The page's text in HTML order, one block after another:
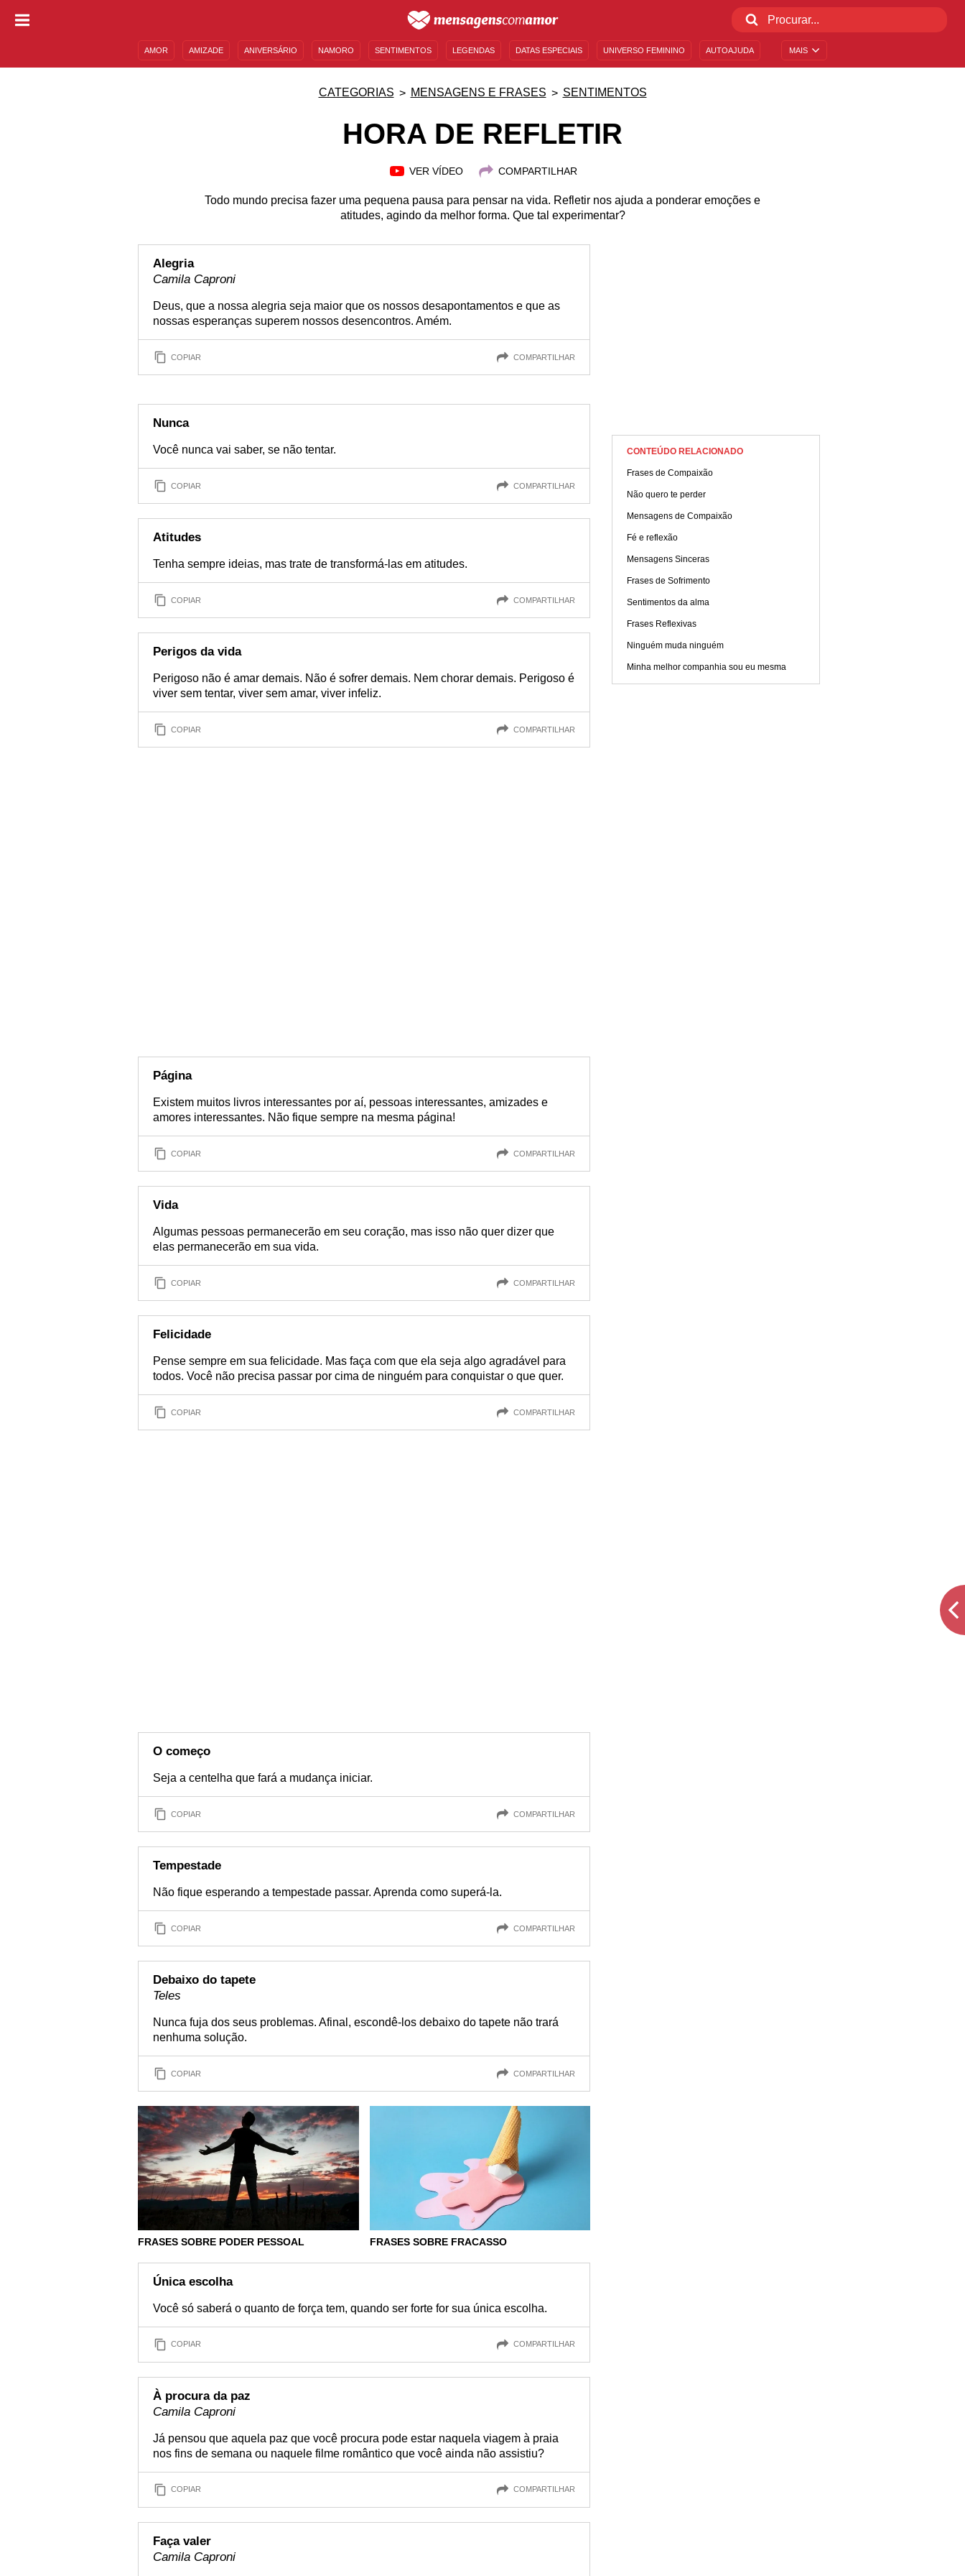
MAIS
AMOR AMIZADE ANIVERSÁRIO NAMORO SENTIMENTOS LEGENDAS DATAS ESPECIAIS UNIVERSO FEMININO AUTOAJUDA
CATEGORIAS MENSAGENS E FRASES SENTIMENTOS
HORA DE REFLETIR
VER VÍDEO COMPARTILHAR
Todo mundo precisa fazer uma pequena pausa para pensar na vida. Refletir nos ajuda a ponderar emoções e
atitudes, agindo da melhor forma. Que tal experimentar?
Alegria
Camila Caproni
Deus, que a nossa alegria seja maior que os nossos desapontamentos e que as
nossas esperanças superem nossos desencontros. Amém.
COPIAR COMPARTILHAR
Nunca
Você nunca vai saber, se não tentar.
COPIAR COMPARTILHAR
Atitudes
Tenha sempre ideias, mas trate de transformá-las em atitudes.
COPIAR COMPARTILHAR
Perigos da vida
Perigoso não é amar demais. Não é sofrer demais. Nem chorar demais. Perigoso é
viver sem tentar, viver sem amar, viver infeliz.
COPIAR COMPARTILHAR
Página
Existem muitos livros interessantes por aí, pessoas interessantes, amizades e
amores interessantes. Não fique sempre na mesma página!
COPIAR COMPARTILHAR
Vida
Algumas pessoas permanecerão em seu coração, mas isso não quer dizer que
elas permanecerão em sua vida.
COPIAR COMPARTILHAR
Felicidade
Pense sempre em sua felicidade. Mas faça com que ela seja algo agradável para
todos. Você não precisa passar por cima de ninguém para conquistar o que quer.
COPIAR COMPARTILHAR
O começo
Seja a centelha que fará a mudança iniciar.
COPIAR COMPARTILHAR
Tempestade
Não fique esperando a tempestade passar. Aprenda como superá-la.
COPIAR COMPARTILHAR
Debaixo do tapete
Teles
Nunca fuja dos seus problemas. Afinal, escondê-los debaixo do tapete não trará
nenhuma solução.
COPIAR COMPARTILHAR
FRASES SOBRE PODER PESSOAL FRASES SOBRE FRACASSO
Única escolha
Você só saberá o quanto de força tem, quando ser forte for sua única escolha.
COPIAR COMPARTILHAR
À procura da paz
Camila Caproni
Já pensou que aquela paz que você procura pode estar naquela viagem à praia
nos fins de semana ou naquele filme romântico que você ainda não assistiu?
COPIAR COMPARTILHAR
Faça valer
Camila Caproni
CONTEÚDO RELACIONADO
Frases de Compaixão
Não quero te perder
Mensagens de Compaixão
Fé e reflexão
Mensagens Sinceras
Frases de Sofrimento
Sentimentos da alma
Frases Reflexivas
Ninguém muda ninguém
Minha melhor companhia sou eu mesma